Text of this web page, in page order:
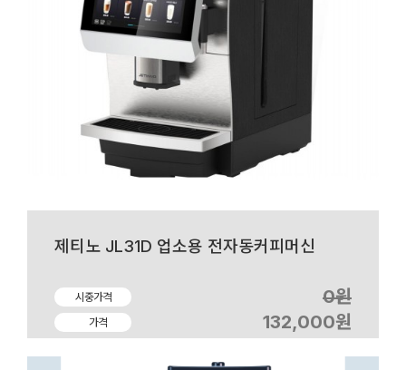
제티노 JL31D 업소용 전자동커피머신
시중가격 0원
가격 132,000원